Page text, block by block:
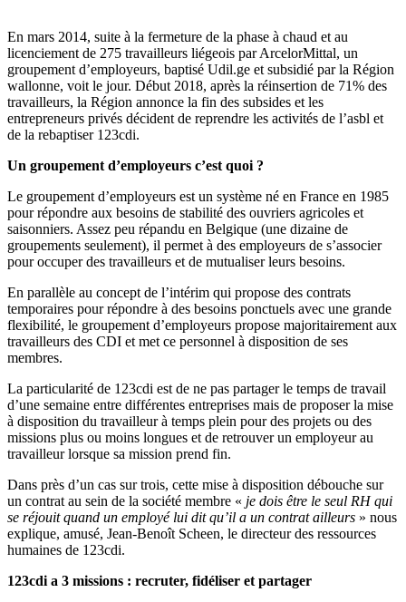
En mars 2014, suite à la fermeture de la phase à chaud et au
licenciement de 275 travailleurs liégeois par ArcelorMittal, un
groupement d’employeurs, baptisé Udil.ge et subsidié par la Région
wallonne, voit le jour. Début 2018, après la réinsertion de 71% des
travailleurs, la Région annonce la fin des subsides et les
entrepreneurs privés décident de reprendre les activités de l’asbl et
de la rebaptiser 123cdi.
Un groupement d’employeurs c’est quoi ?
Le groupement d’employeurs est un système né en France en 1985
pour répondre aux besoins de stabilité des ouvriers agricoles et
saisonniers. Assez peu répandu en Belgique (une dizaine de
groupements seulement), il permet à des employeurs de s’associer
pour occuper des travailleurs et de mutualiser leurs besoins.
En parallèle au concept de l’intérim qui propose des contrats
temporaires pour répondre à des besoins ponctuels avec une grande
flexibilité, le groupement d’employeurs propose majoritairement aux
travailleurs des CDI et met ce personnel à disposition de ses
membres.
La particularité de 123cdi est de ne pas partager le temps de travail
d’une semaine entre différentes entreprises mais de proposer la mise
à disposition du travailleur à temps plein pour des projets ou des
missions plus ou moins longues et de retrouver un employeur au
travailleur lorsque sa mission prend fin.
Dans près d’un cas sur trois, cette mise à disposition débouche sur
un contrat au sein de la société membre « je dois être le seul RH qui
se réjouit quand un employé lui dit qu’il a un contrat ailleurs » nous
explique, amusé, Jean-Benoît Scheen, le directeur des ressources
humaines de 123cdi.
123cdi a 3 missions : recruter, fidéliser et partager